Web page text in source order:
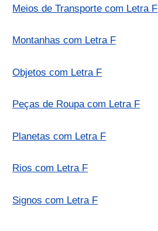
Meios de Transporte com Letra F
Montanhas com Letra F
Objetos com Letra F
Peças de Roupa com Letra F
Planetas com Letra F
Rios com Letra F
Signos com Letra F